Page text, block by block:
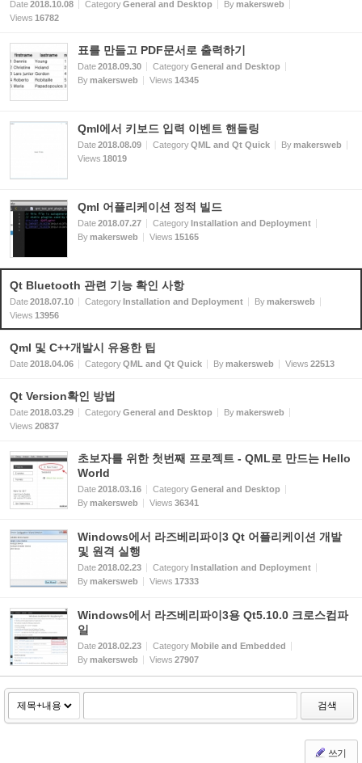
Date2018.10.08 CategoryGeneral and Desktop Bymakersweb
Views 16782
표를 만들고 PDF문서로 출력하기
Date2018.09.30 CategoryGeneral and Desktop
Bymakersweb Views 14345
Qml에서 키보드 입력 이벤트 핸들링
Date2018.08.09 CategoryQML and Qt Quick Bymakersweb
Views 18019
Qml 어플리케이션 정적 빌드
Date2018.07.27 CategoryInstallation and Deployment
Bymakersweb Views 15165
Qt Bluetooth 관련 기능 확인 사항
Date2018.07.10 CategoryInstallation and Deployment Bymakersweb
Views 13956
Qml 및 C++개발시 유용한 팁
Date2018.04.06 CategoryQML and Qt Quick Bymakersweb Views 22513
Qt Version확인 방법
Date2018.03.29 CategoryGeneral and Desktop Bymakersweb
Views 20837
초보자를 위한 첫번째 프로젝트 - QML로 만드는 Hello
World
Date2018.03.16 CategoryGeneral and Desktop
Bymakersweb Views 36341
Windows에서 라즈베리파이3 Qt 어플리케이션 개발
및 원격 실행
Date2018.02.23 CategoryInstallation and Deployment
Bymakersweb Views 17333
Windows에서 라즈베리파이3용 Qt5.10.0 크로스컴파
일
Date2018.02.23 CategoryMobile and Embedded
Bymakersweb Views 27907
검색
쓰기